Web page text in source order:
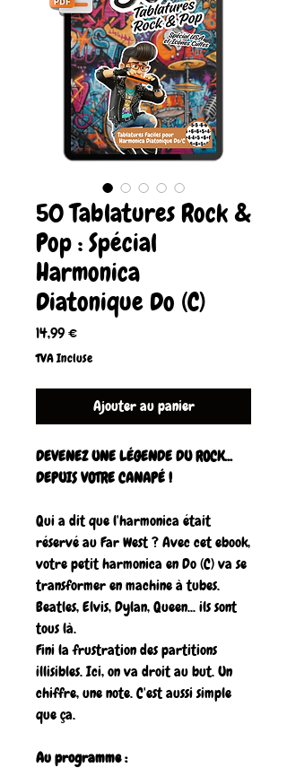
50 Tablatures Rock &
Pop : Spécial
Harmonica
Diatonique Do (C)
14,99 €Prix
TVA Incluse
Ajouter au panier
DEVENEZ UNE LÉGENDE DU ROCK...
DEPUIS VOTRE CANAPÉ !
Qui a dit que l'harmonica était
réservé au Far West ? Avec cet ebook,
votre petit harmonica en Do (C) va se
transformer en machine à tubes.
Beatles, Elvis, Dylan, Queen... ils sont
tous là.
Fini la frustration des partitions
illisibles. Ici, on va droit au but. Un
chiffre, une note. C'est aussi simple
que ça.
Au programme :